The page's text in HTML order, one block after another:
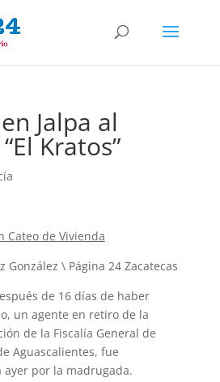
Jalpa al
Kratos”
Cateo de Vivienda
González \ Página 24 Zacatecas
de 16 días de haber
un agente en retiro de la
de la Fiscalía General de
Aguascalientes, fue
por la madrugada.